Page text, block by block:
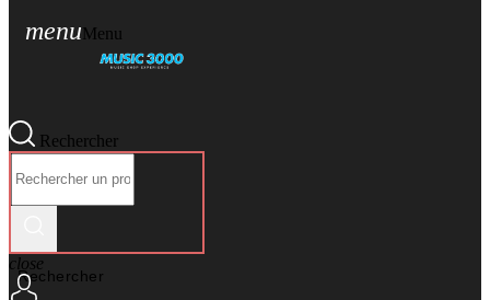
menuMenu
Rechercher
Rechercher
close